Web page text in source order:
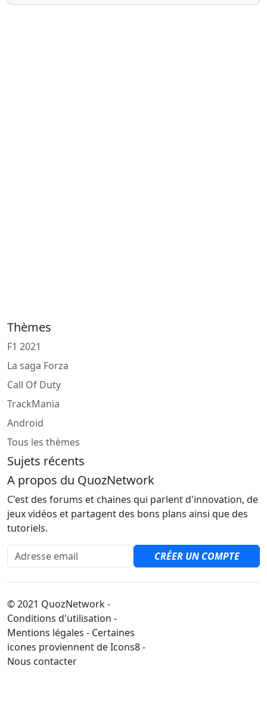
Thèmes
F1 2021
La saga Forza
Call Of Duty
TrackMania
Android
Tous les thèmes
Sujets récents
A propos du QuozNetwork
C'est des forums et chaines qui parlent d'innovation, de
jeux vidéos et partagent des bons plans ainsi que des
tutoriels.
Adresse email
CRÉER UN COMPTE
© 2021 QuozNetwork -
Conditions d'utilisation -
Mentions légales - Certaines
icones proviennent de Icons8 -
Nous contacter